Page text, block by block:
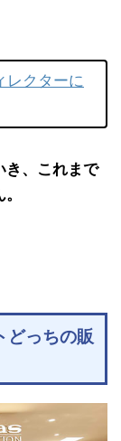
レクターに
き、これまで
どっちの販